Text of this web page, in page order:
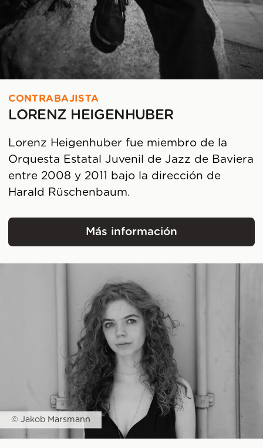
CONTRABAJISTA
LORENZ HEIGENHUBER
Lorenz Heigenhuber fue miembro de la
Orquesta Estatal Juvenil de Jazz de Baviera
entre 2008 y 2011 bajo la dirección de
Harald Rüschenbaum.
Más información
Lorenz Heigenhuber
© Jakob Marsmann